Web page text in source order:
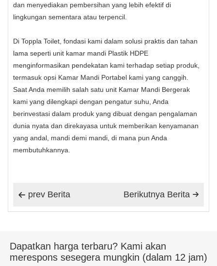
dan menyediakan pembersihan yang lebih efektif di
lingkungan sementara atau terpencil.
Di Toppla Toilet, fondasi kami dalam solusi praktis dan tahan
lama seperti unit kamar mandi Plastik HDPE
menginformasikan pendekatan kami terhadap setiap produk,
termasuk opsi Kamar Mandi Portabel kami yang canggih.
Saat Anda memilih salah satu unit Kamar Mandi Bergerak
kami yang dilengkapi dengan pengatur suhu, Anda
berinvestasi dalam produk yang dibuat dengan pengalaman
dunia nyata dan direkayasa untuk memberikan kenyamanan
yang andal, mandi demi mandi, di mana pun Anda
membutuhkannya.
 prev Berita 
Berikutnya Berita
Dapatkan harga terbaru? Kami akan
merespons sesegera mungkin (dalam 12 jam)